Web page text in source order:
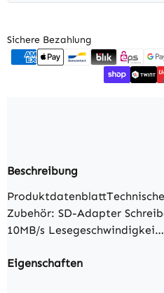
Sichere Bezahlung
Beschreibung
Zubehör: SD-Adapter
10MB/s Lesegeschwindigkei…
Eigenschaften